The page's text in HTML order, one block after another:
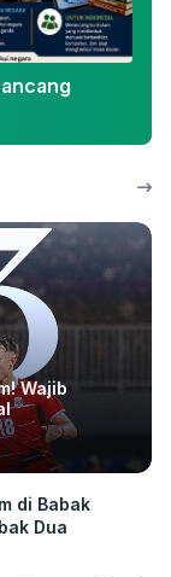
Wajib
di Babak
Dua